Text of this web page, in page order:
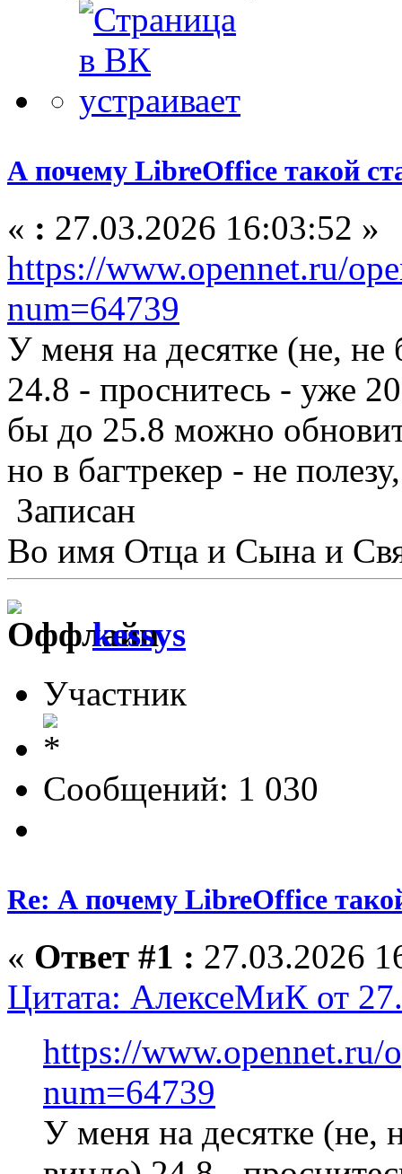
А почему LibreOffice такой
« : 27.03.2026 16:03:52 »
https://www.opennet.ru/
num=64739
У меня на десятке (не, не
24.8 - проснитесь - уже
бы до 25.8 можно
но в багтрекер - не
Записан
Во имя Отца и Сына и
kessys
Участник
Сообщений: 1 030
Re: А почему LibreOffice
« Ответ #1 : 27.03.2026
Цитата: АлексеМиК от
https://www.opennet.ru/
num=64739
У меня на десятке (не,